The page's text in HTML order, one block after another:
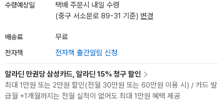
수령예상일
택배 주문시 내일 수령
(중구 서소문로 89-31 기준) 변경
배송료 무료
전자책 전자책 출간알림 신청
알라딘 만권당 삼성카드, 알라딘 15% 청구 할인
최대 1만원 또는 2만원 할인(전월 30만원 또는 60만원 이용 시) / 카드 발
급월 +1개월까지는 전월 실적이 없어도 최대 1만원 혜택 제공